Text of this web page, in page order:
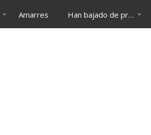
Amarres Han bajado de precio